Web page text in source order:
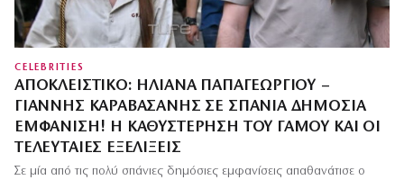
CELEBRITIES
ΑΠΟΚΛΕΙΣΤΙΚΌ: ΗΛΙΆΝΑ ΠΑΠΑΓΕΩΡΓΊΟΥ –
ΓΙΆΝΝΗΣ ΚΑΡΑΒΑΣΆΝΗΣ ΣΕ ΣΠΆΝΙΑ ΔΗΜΌΣΙΑ
ΕΜΦΆΝΙΣΗ! Η ΚΑΘΥΣΤΈΡΗΣΗ ΤΟΥ ΓΆΜΟΥ ΚΑΙ ΟΙ
ΤΕΛΕΥΤΑΊΕΣ ΕΞΕΛΊΞΕΙΣ
Σε μία από τις πολύ σπάνιες δημόσιες εμφανίσεις απαθανάτισε ο